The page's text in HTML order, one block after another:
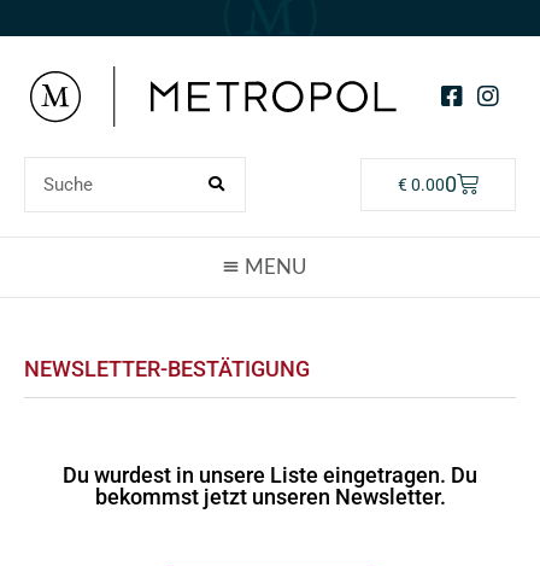
€0.000
NEWSLETTER-BESTÄTIGUNG
Du wurdest in unsere Liste eingetragen. Du
bekommst jetzt unseren Newsletter.